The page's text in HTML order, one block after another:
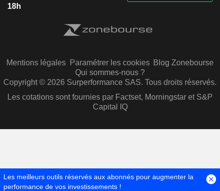
18h
Mentions légales Paramétrer les cookies Blog Zonebourse
Qui sommes-nous ?
Copyright © 2026 Surperformance SAS. Tous droits réservés.
Les cotations sont fournies par Factset, Morningstar et S&P
Capital IQ
Les meilleurs outils réservés aux abonnés pour augmenter la
performance de vos investissements !